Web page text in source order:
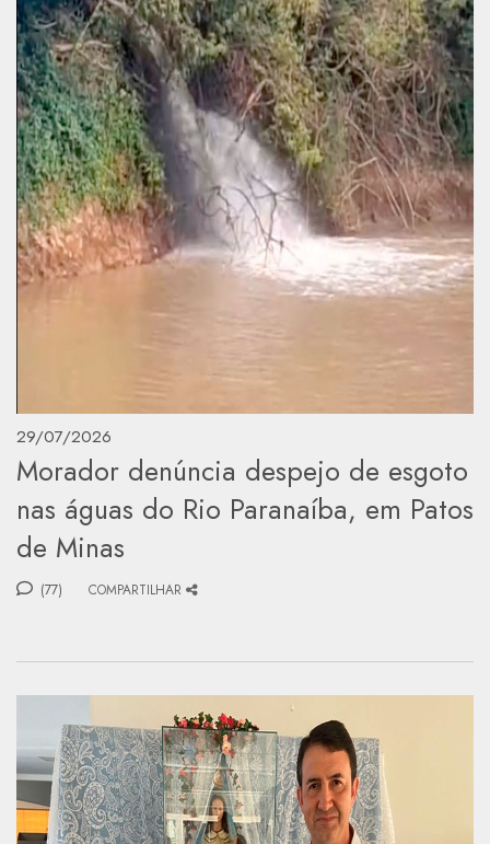
29/07/2026
Morador denúncia despejo de esgoto
nas águas do Rio Paranaíba, em Patos
de Minas
(77) COMPARTILHAR